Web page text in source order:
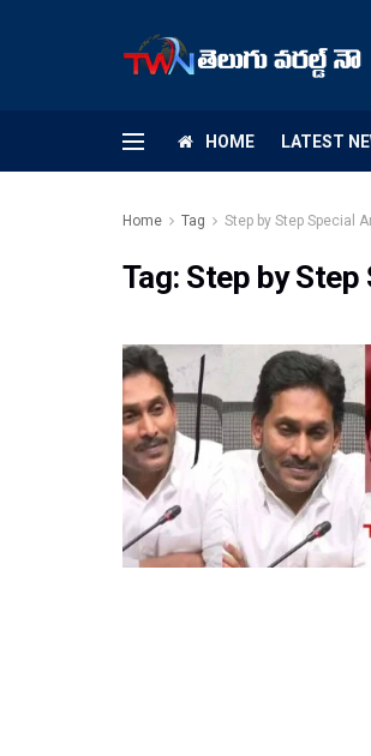
HOME LATEST
Home Tag Step by Step Special
Tag: Step by Step